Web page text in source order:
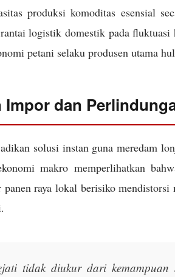
produksi komoditas esensial
logistik domestik pada
petani selaku produsen utama
dan
solusi instan guna meredam
makro memperlihatkan
raya lokal berisiko
tidak diukur dari kemampuan